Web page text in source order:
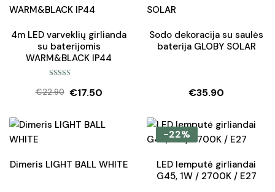
4m LED varveklių girlianda
su baterijomis
WARM&BLACK IP44
5.00 iš 5
€22.90
Original
was:
€17.50
Current
is:
Sodo dekoracija su saulės
baterija GLOBY SOLAR
€35.90
Dimeris LIGHT BALL WHITE
-22%
LED lemputė girliandai
G45, 1W / 2700K / E27